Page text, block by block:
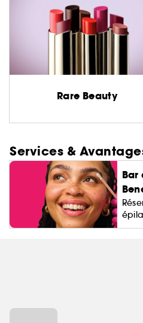
Rare Beauty
Services &
Bar